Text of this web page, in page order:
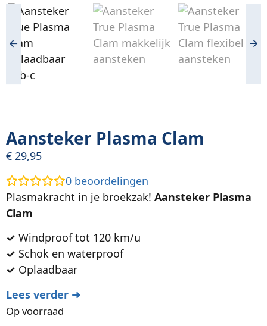
Aansteker Plasma Clam
€ 29,95
0 beoordelingen
Plasmakracht in je broekzak! Aansteker Plasma
Clam
✓ Windproof tot 120 km/u
✓ Schok en waterproof
✓ Oplaadbaar
Lees verder ➜
Op voorraad